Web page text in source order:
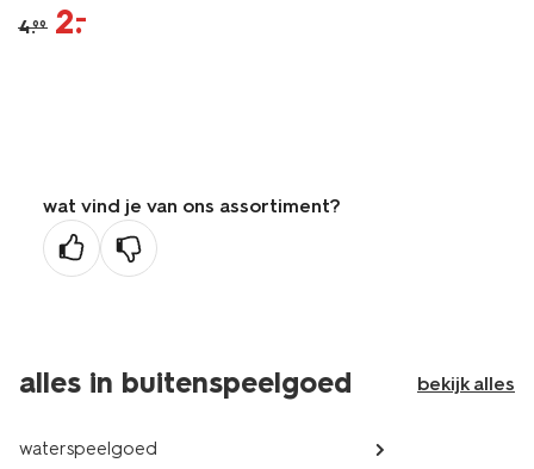
4.99 2.
–
wat vind je van ons assortiment?
alles in buitenspeelgoed bekijk alles
waterspeelgoed